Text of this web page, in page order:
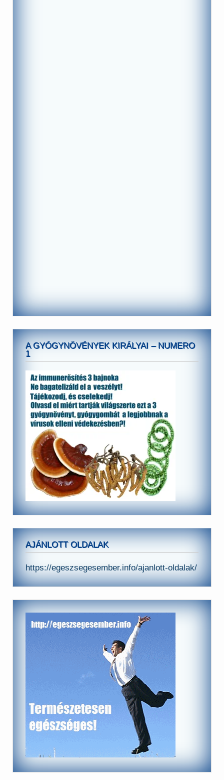
A GYÓGYNÖVÉNYEK KIRÁLYAI – NUMERO
1
AJÁNLOTT OLDALAK
https://egeszsegesember.info/ajanlott-oldalak/